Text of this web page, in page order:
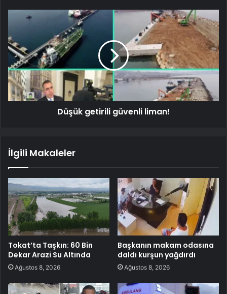
Düşük getirili güvenli liman!
İlgili Makaleler
Tokat’ta Taşkın: 60 Bin
Dekar Arazi Su Altında
Ağustos 8, 2026
Başkanın makam odasına
daldı kurşun yağdırdı
Ağustos 8, 2026